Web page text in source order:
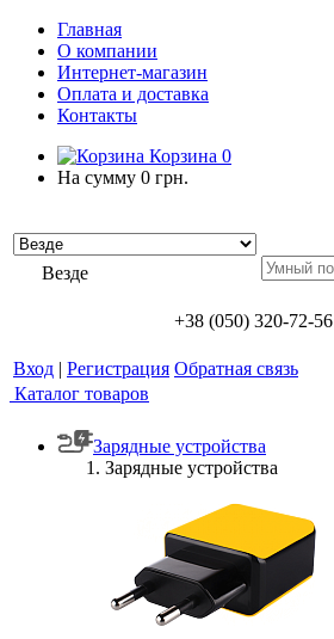
Главная
О компании
Интернет-магазин
Оплата и доставка
Контакты
Корзина 0
На сумму 0 грн.
Везде
+38 (050) 320-72-56
Вход | Регистрация Обратная связь
Каталог товаров
Зарядные устройства
Зарядные устройства